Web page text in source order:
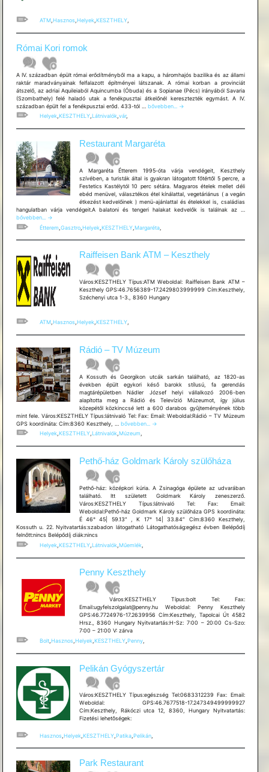
ATM, Hasznos, Helyek, KESZTHELY,
Római Kori romok
A IV. században épült római erődítményből ma a kapu, a háromhajós bazilika és az állami
raktár maradványainak felfalazott építményei látszanak. A római korban a provinciát
átszelő, az adriai Aquileiaból Aquincumba (Óbuda) és a Sopianae (Pécs) irányából Savaria
(Szombathely) felé haladó utak a fenékpusztai átkelőnél keresztezték egymást. A IV.
században épült fel a fenékpusztai erőd. 433-tól … Római
bővebben...
→
Helyek,KESZTHELY,Látnivalók,vár,
Restaurant Margaréta
A Margaréta Étterem 1995-óta várja vendégeit, Keszthely
szívében, a turisták által is gyakran látogatott főtértől 5 percre, a
Festetics Kastélytól 10 perc sétára. Magyaros ételek mellet déli
ebéd menüvel, választékos étel kínálattal, vegetáriánus ( a vegán
étkezést kedvelőinek ) menü-ajánlattal és ételekkel is, családias
hangulatban várja vendégeit.A balatoni és tengeri halakat kedvelők is találnak az …
bővebben...
→
Étterem Gasztro, Helyek, KESZTHELY, Margaréta,
Raiffeisen Bank ATM – Keszthely
Város:KESZTHELY Típus:ATM Weboldal: Raiffeisen Bank ATM –
Keszthely GPS:46.7656389-17.2429803999999 Cím:Keszthely,
Széchenyi utca 1-3., 8360 Hungary
ATM, Hasznos, Helyek, KESZTHELY,
Rádió – TV Múzeum
A Kossuth és Georgikon utcák sarkán található, az 1820-as
években épült egykori késő barokk stílusú, fa gerendás
magtárépületben Nádler József helyi vállalkozó 2006-ben
alapította meg a Rádió és Televízió Múzeumot, így július
közepétől közkinccsé lett a 600 darabos gyûjteményének több
mint fele. Város:KESZTHELY Típus:látnivaló Tel: Fax: Email: Weboldal:Rádió – TV Múzeum
GPS koordináta: Cím:8360 Keszthely, … Rádió
–
Múzeum
bővebben...
→
Helyek,KESZTHELY,Látnivalók,Múzeum,
Pethő-ház Goldmark Károly szülőháza
Pethő-ház: középkori kúria. A Zsinagóga épülete az udvarában
található. Itt született Goldmark Károly zeneszerző.
Város:KESZTHELY Típus:látnivaló Tel: Fax: Email:
Weboldal:Pethő-ház Goldmark Károly szülőháza GPS koordináta:
É 46° 45| 59.13″ , K 17° 14| 33.84″ Cím:8360 Keszthely,
Kossuth u. 22. Nyitvatartás:szabadon látogatható Látogathatóság:egész évben Belépődíj
felnőtt:nincs Belépődíj diák:nincs
Helyek, KESZTHELY, Látnivalók, Műemlék,
Penny Keszthely
Város:KESZTHELY Típus:bolt Tel: Fax:
Email:ugyfelszolgalat@penny.hu Weboldal: Penny Keszthely
GPS:46.7724976-17.2639956 Cím:Keszthely, Tapolcai Út 4582
Hrsz., 8360 Hungary Nyitvatartás:H-Sz: 7:00 – 20:00 Cs-Szo:
7:00 – 21:00 V: zárva
Bolt, Hasznos, Helyek, KESZTHELY, Penny,
Pelikán Gyógyszertár
Város:KESZTHELY Típus:egészség Tel:0683312239 Fax: Email:
Weboldal: GPS:46.7677518-17.247349499999927
Cím:Keszthely, Rákóczi utca 12, 8360, Hungary Nyitvatartás:
Fizetési lehetõségek:
Hasznos, Helyek, KESZTHELY, Patika, Pelikán,
Park Restaurant